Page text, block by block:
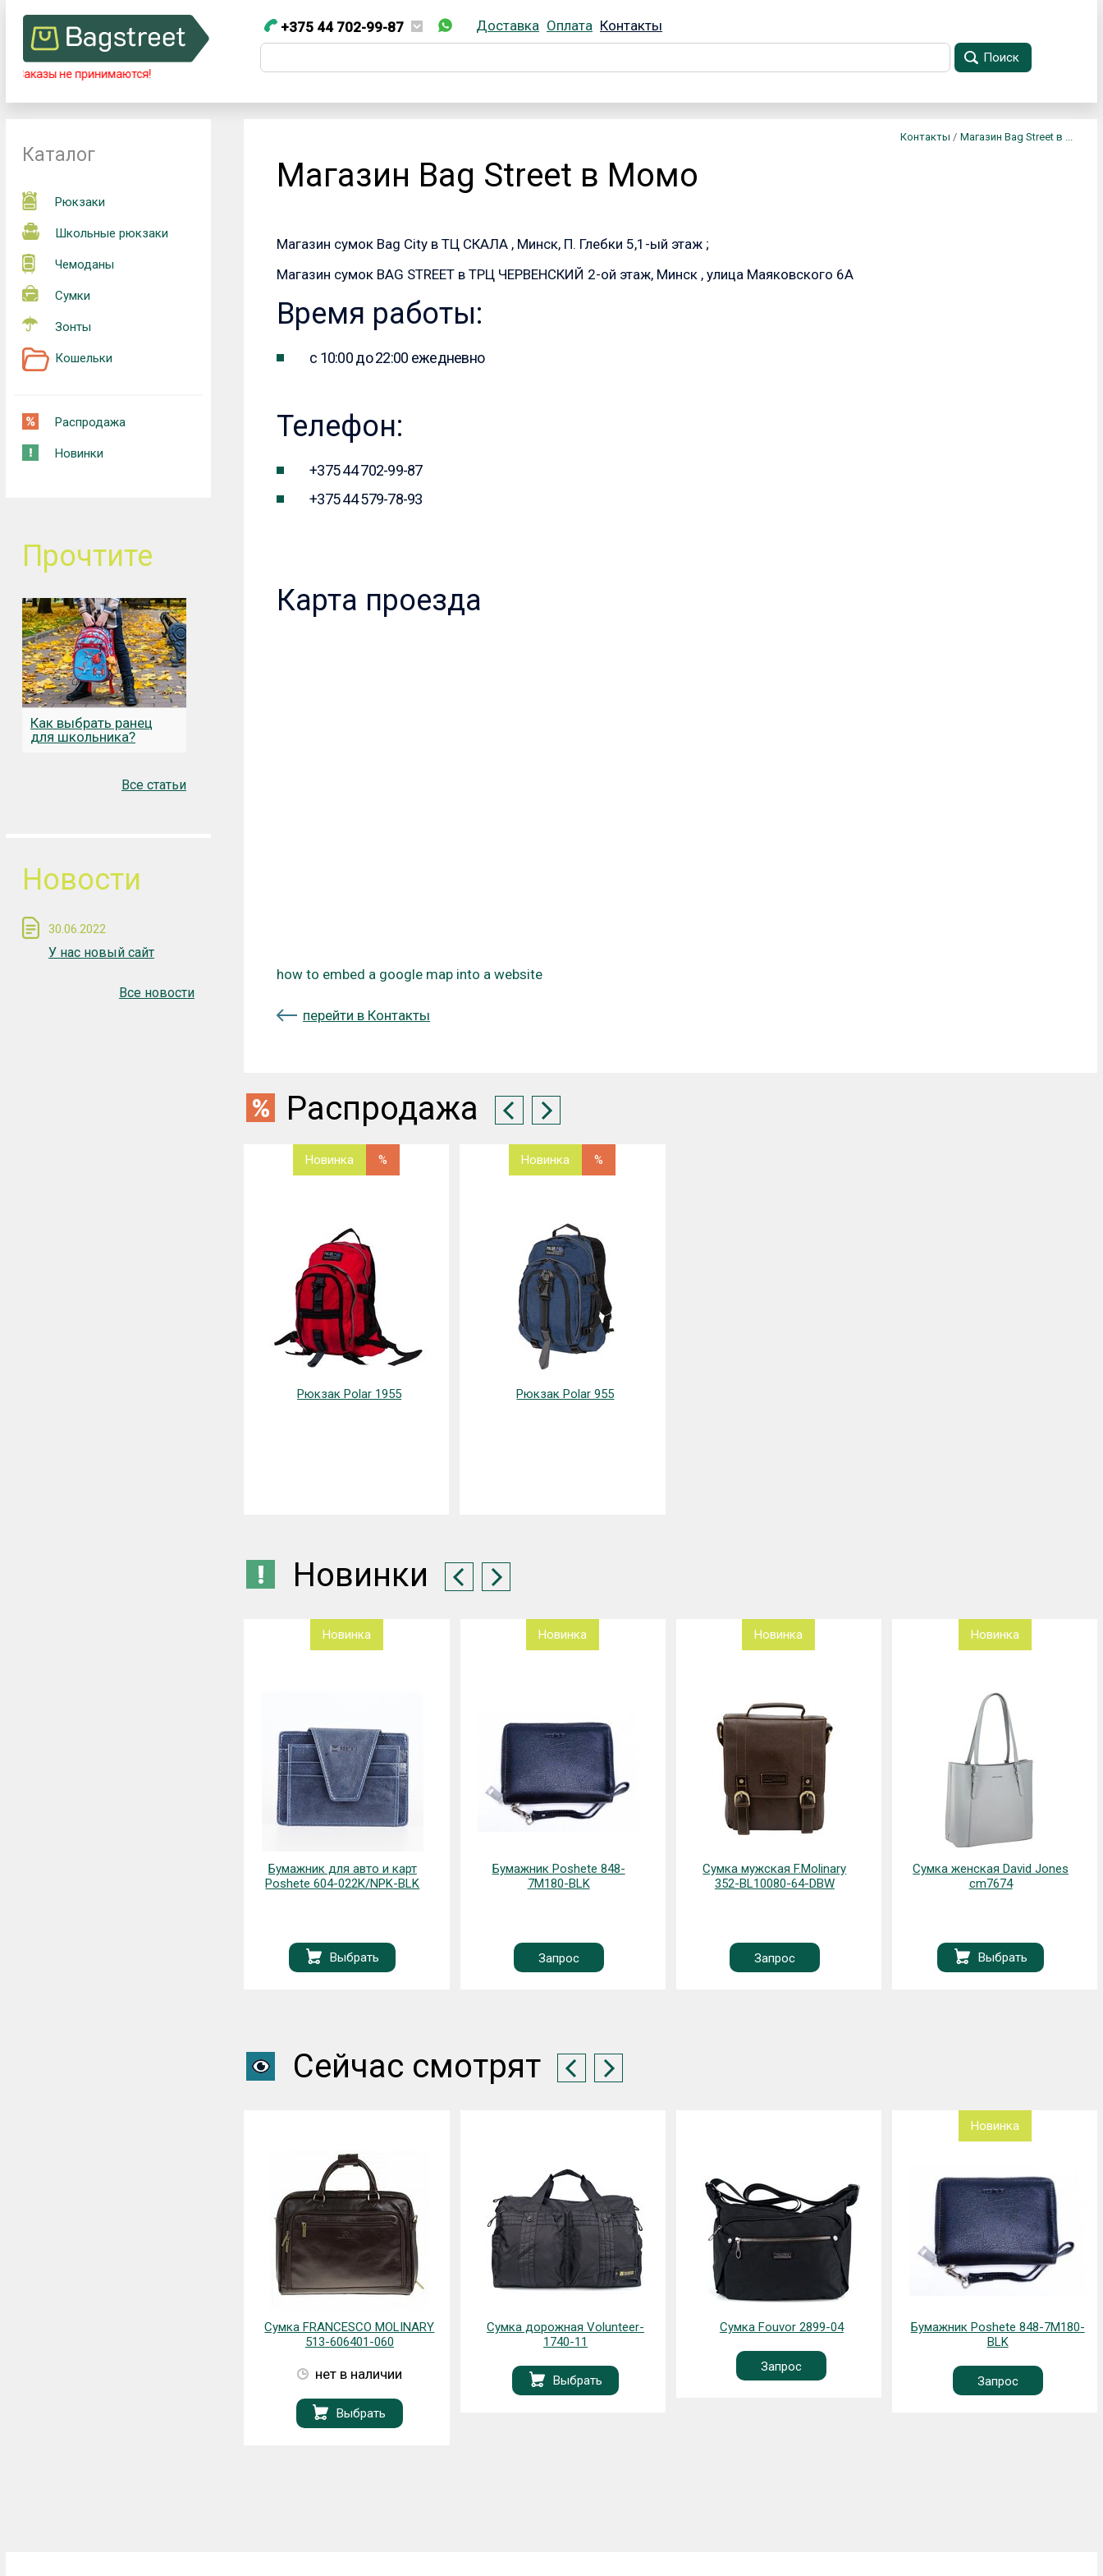
Телефоны
не принимаются!
+375 44 702-99-87
+375 44 702-99-87
Доставка Оплата Контакты
Поиск
Каталог
Рюкзаки
Школьные рюкзаки
Чемоданы
Сумки
Зонты
Кошельки
Распродажа
Новинки
Прочтите
Как выбрать ранец
для школьника?
Все статьи
Новости
30.06.2022
У нас новый сайт
Все новости
Контакты / Магазин Bag Street в ...
Магазин Bag Street в Момо
Магазин сумок Bag City в ТЦ СКАЛА , Минск, П. Глебки 5,1-ый этаж ;
Магазин сумок BAG STREET в ТРЦ ЧЕРВЕНСКИЙ 2-ой этаж, Минск , улица Маяковского 6А
Время работы:
с 10:00 до 22:00 ежедневно
Телефон:
+375 44 702-99-87
+375 44 579-78-93
Карта проезда
how to embed a google map into a website
перейти в Контакты
Распродажа
Новинка %
Рюкзак Polar 1955
Новинка %
Рюкзак Polar 955
Новинки
Новинка
Бумажник для авто и карт
Poshete 604-022K/NPK-BLK
Выбрать
Новинка
Бумажник Poshete 848-
7M180-BLK
Запрос
Новинка
Сумка мужская F.Molinary
352-BL10080-64-DBW
Запрос
Новинка
Сумка женская David Jones
cm7674
Выбрать
Сейчас смотрят
Сумка FRANCESCO MOLINARY
513-606401-060
нет в наличии
Выбрать
Сумка дорожная Volunteer-
1740-11
Выбрать
Сумка Fouvor 2899-04
Запрос
Новинка
Бумажник Poshete 848-7M180-
BLK
Запрос